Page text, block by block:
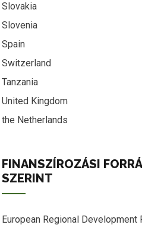
Slovakia
Slovenia
Spain
Switzerland
Tanzania
United Kingdom
the Netherlands
FINANSZÍROZÁSI
SZERINT
European Regional Development